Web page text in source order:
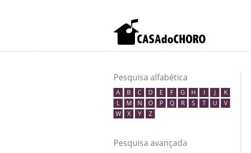
Pesquisa alfabética
A B C D E F G H I J
K
L
M N O P Q R S T U
V
W
X Y Z
Pesquisa avançada